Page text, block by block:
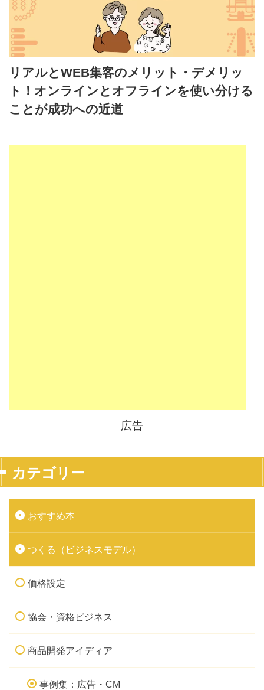
リアルとWEB集客のメリット・デメリッ
ト！オンラインとオフラインを使い分ける
ことが成功への近道
広告
カテゴリー
おすすめ本
つくる（ビジネスモデル）
価格設定
協会・資格ビジネス
商品開発アイディア
事例集：広告・CM